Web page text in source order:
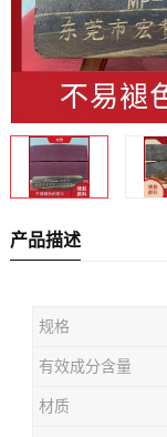
产品描述
规格
有效成分含量
材质